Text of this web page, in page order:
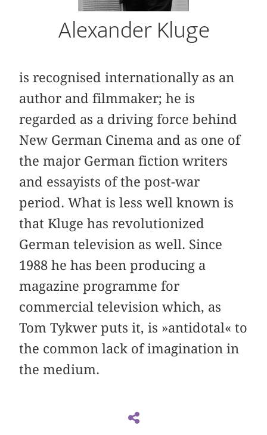
Alexander Kluge
is recognised internationally as an
author and filmmaker; he is
regarded as a driving force behind
New German Cinema and as one of
the major German fiction writers
and essayists of the post-war
period. What is less well known is
that Kluge has revolutionized
German television as well. Since
1988 he has been producing a
magazine programme for
commercial television which, as
Tom Tykwer puts it, is »antidotal« to
the common lack of imagination in
the medium.